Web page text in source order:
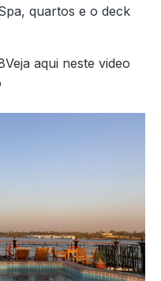
quartos e o deck
aqui neste video